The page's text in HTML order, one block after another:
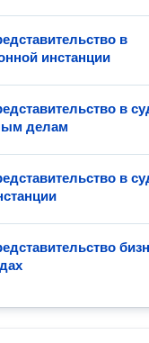
в
инстанции
в
делам
в